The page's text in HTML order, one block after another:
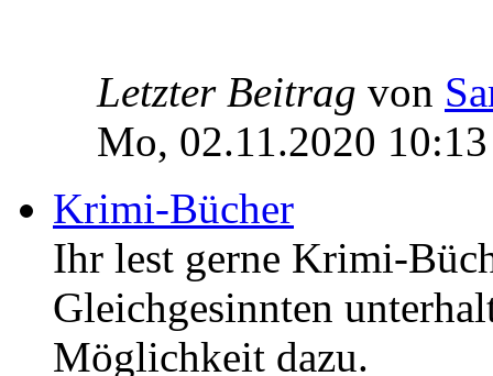
Letzter Beitrag von
Mo, 02.11.2020 10:13
Krimi-Bücher
Ihr lest gerne Krimi-
Gleichgesinnten
Möglichkeit dazu.